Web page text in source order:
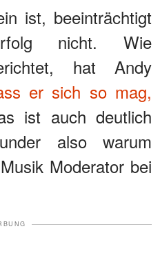
ist, beeinträchtigt
nicht. Wie
hat Andy
er sich so mag,
ist auch deutlich
also warum
Moderator bei